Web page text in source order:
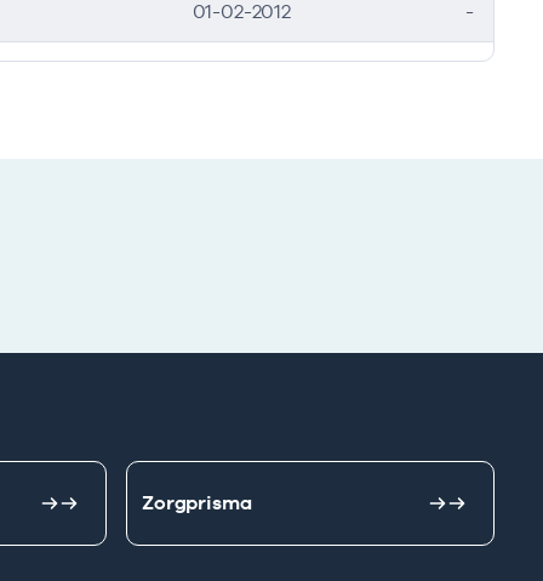
01-02-2012 -
Zorgprisma